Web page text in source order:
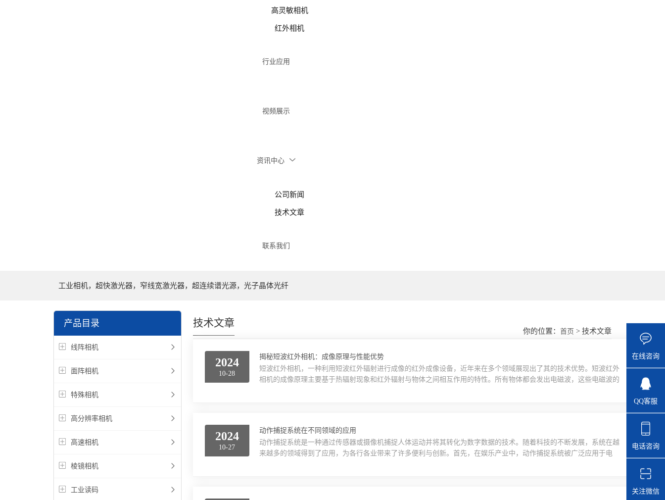
高灵敏相机
红外相机
行业应用
视频展示
资讯中心
公司新闻
技术文章
联系我们
工业相机，超快激光器，窄线宽激光器，超连续谱光源，光子晶体光纤
产品目录
线阵相机
面阵相机
特殊相机
高分辨率相机
高速相机
棱镜相机
工业读码
你的位置：首页 > 技术文章
技术文章
2024
10-28
揭秘短波红外相机：成像原理与性能优势
短波红外相机，一种利用短波红外辐射进行成像的红外成像设备，近年来在多个领域展现出了其的技术优势。短波红外
相机的成像原理主要基于热辐射现象和红外辐射与物体之间相互作用的特性。所有物体都会发出电磁波，这些电磁波的
2024
10-27
动作捕捉系统在不同领域的应用
动作捕捉系统是一种通过传感器或摄像机捕捉人体运动并将其转化为数字数据的技术。随着科技的不断发展，系统在越
来越多的领域得到了应用，为各行各业带来了许多便利与创新。首先，在娱乐产业中，动作捕捉系统被广泛应用于电
在线咨询
QQ客服
电话咨询
关注微信